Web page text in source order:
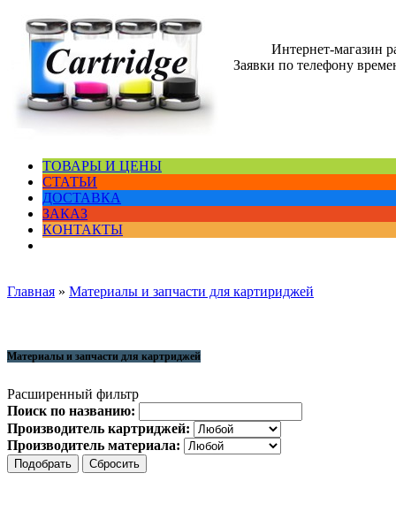
Интернет-магазин
Заявки по телефону
ТОВАРЫ И ЦЕНЫ
СТАТЬИ
ДОСТАВКА
ЗАКАЗ
КОНТАКТЫ
Главная » Материалы и запчасти для картириджей
Материалы и запчасти для картриджей
Расширенный фильтр
Поиск по названию:
Производитель картриджей:
Производитель материала: